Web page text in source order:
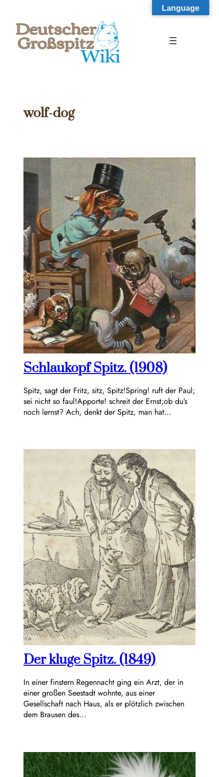
springen
wolf-dog
Schlaukopf Spitz. (1908)
Spitz, sagt der Fritz, sitz, Spitz!Spring! ruft der Paul;
sei nicht so faul!Apporte! schreit der Ernst;ob du’s
noch lernst? Ach, denkt der Spitz, man hat…
Der kluge Spitz. (1849)
In einer finstern Regennacht ging ein Arzt, der in
einer großen Seestadt wohnte, aus einer
Gesellschaft nach Haus, als er plötzlich zwischen
dem Brausen des…
Language